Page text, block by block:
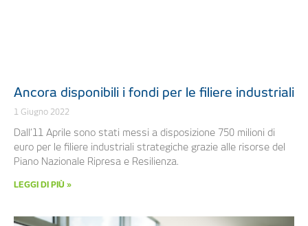
Ancora disponibili i fondi per le filiere industriali
1 Giugno 2022
Dall’11 Aprile sono stati messi a disposizione 750 milioni di
euro per le filiere industriali strategiche grazie alle risorse del
Piano Nazionale Ripresa e Resilienza.
LEGGI DI PIÙ »